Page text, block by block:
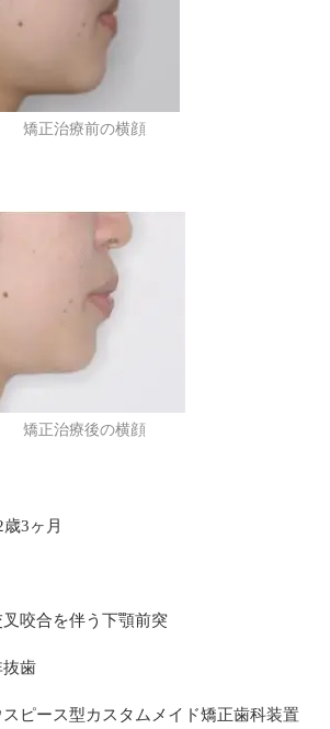
矯正治療前の横顔
矯正治療後の横顔
3ヶ月
咬合を伴う下顎前突
抜歯
ピース型カスタムメイド矯正歯科装置